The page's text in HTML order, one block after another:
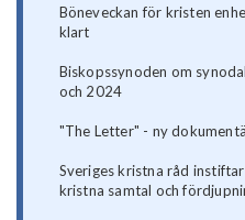
Böneveckan för kristen
klart
Biskopssynoden om
och 2024
"The Letter" - ny
Sveriges kristna råd
kristna samtal och